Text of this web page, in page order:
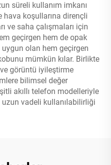
süreli kullanım imkanı
hava koşullarına dirençli
ve saha çalışmaları için
geçirgen hem de opak
olan hem geçirgen
mümkün kılar. Birlikte
ve görüntü iyileştirme
bilimsel değer
akıllı telefon modelleriyle
vadeli kullanılabilirliği